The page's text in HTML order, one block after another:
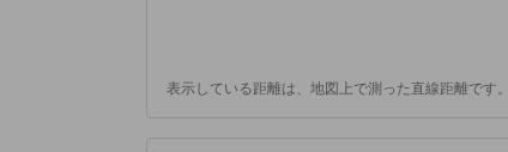
表示している距離は、地図上で測った直線距離です